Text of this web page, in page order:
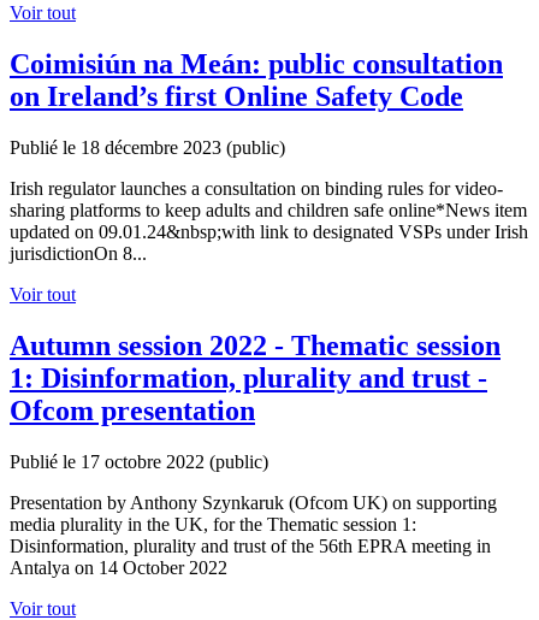
Voir tout
Coimisiún na Meán: public consultation
on Ireland’s first Online Safety Code
Publié le 18 décembre 2023 (public)
Irish regulator launches a consultation on binding rules for video-
sharing platforms to keep adults and children safe online*News item
updated on 09.01.24&nbsp;with link to designated VSPs under Irish
jurisdictionOn 8...
Voir tout
Autumn session 2022 - Thematic session
1: Disinformation, plurality and trust -
Ofcom presentation
Publié le 17 octobre 2022 (public)
Presentation by Anthony Szynkaruk (Ofcom UK) on supporting
media plurality in the UK, for the Thematic session 1:
Disinformation, plurality and trust of the 56th EPRA meeting in
Antalya on 14 October 2022
Voir tout